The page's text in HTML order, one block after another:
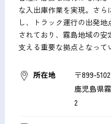
な入出庫作業を実現。さ
し、トラック運行の出発
されており、霧島地域の
支える重要な拠点となって
所在地
〒899-5102
鹿児島県
2